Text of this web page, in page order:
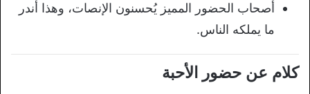
أصحاب الحضور المميز يُحسنون الإنصات، وهذا أندر
ما يملكه الناس.
كلام عن حضور الأحبة